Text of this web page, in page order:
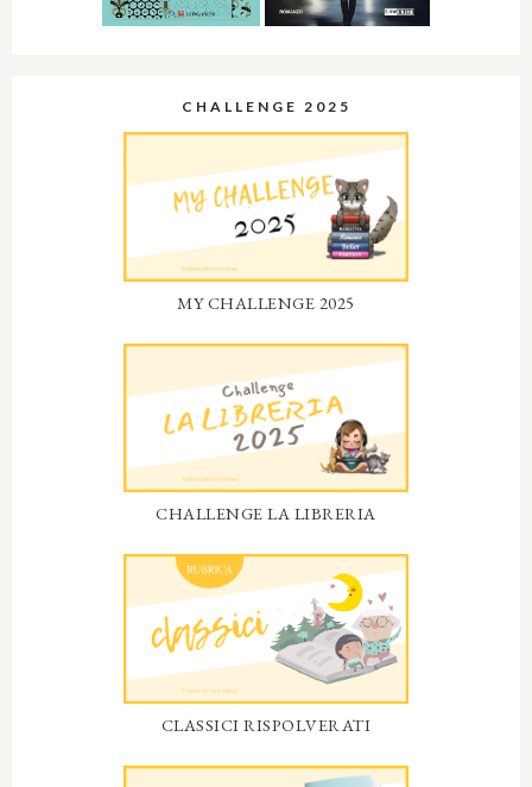
CHALLENGE 2025
MY CHALLENGE 2025
CHALLENGE LA LIBRERIA
CLASSICI RISPOLVERATI